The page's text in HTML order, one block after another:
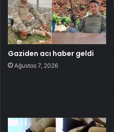
Gaziden acı haber geldi
Ağustos 7, 2026